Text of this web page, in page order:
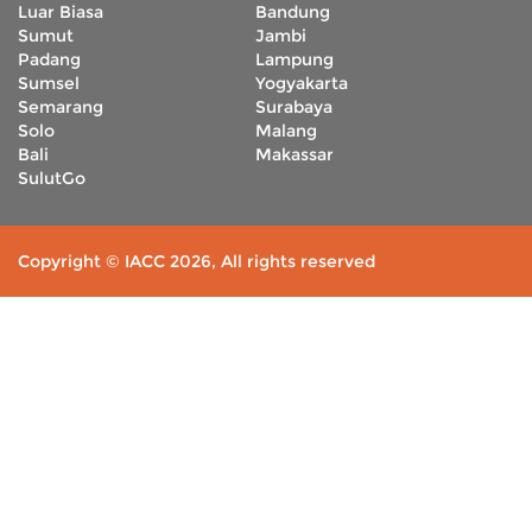
Luar Biasa
Bandung
Sumut
Jambi
Padang
Lampung
Sumsel
Yogyakarta
Semarang
Surabaya
Solo
Malang
Bali
Makassar
SulutGo
Copyright © IACC 2026, All rights reserved